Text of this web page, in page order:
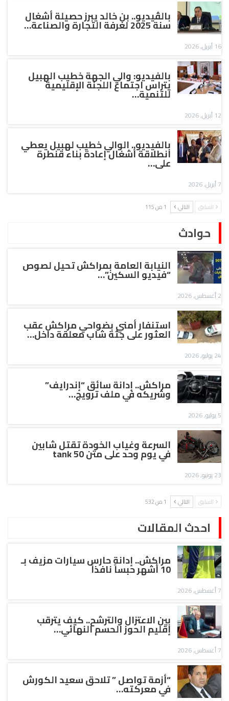
بالڤيديو.. بن خالد يبرز حصيلة أشغال
سنة 2025 لغرفة التجارة والصناعة…
16 أبريل, 2026
بالفيديو: والي الجهة خطيب الهبيل
يتراس اجتماع اللجنة الإقليمية
للتنمية…
12 أبريل, 2026
بالفيديو.. الوالي خطيب لهبيل يعطي
انطلاقة أشغال إعادة بناء قنطرة
على…
7 أبريل, 2026
السابق التالي 1 من 115
حوادث
النيابة العامة بمراكش تحيل لصوص
“فيديو السكين”…
2 أغسطس, 2026
استنفار أمني بضواحي مراكش عقب
العثور على جثة شاب معلقة داخل…
24 يوليو, 2026
مراكش.. إدانة سائق “إندرايف”
وشريكه في ملف ترويج…
5 يوليو, 2026
السرعة وغياب الخودة تقتل شابين
في يوم وحد على متن tank 50
23 يونيو, 2026
السابق التالي 1 من 532
احدث المقالات
مراكش.. إدانة حارس سيارات مزيف بـ
10 أشهر حبساً نافذاً
7 أغسطس, 2026
بين الاعتزال والترشح.. كيف يترقب
إقليم الحوز الحسم النهائي…
7 أغسطس, 2026
“أزمة تواصل ” تلاحق سعيد الكورش
في معركته…